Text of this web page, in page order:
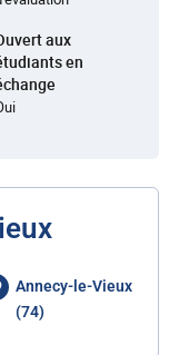
aux
en
Annecy-le-Vieux
(74)